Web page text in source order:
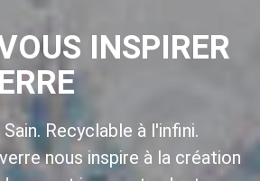
INSPIRER
Recyclable à l'infini.
nous inspire à la création